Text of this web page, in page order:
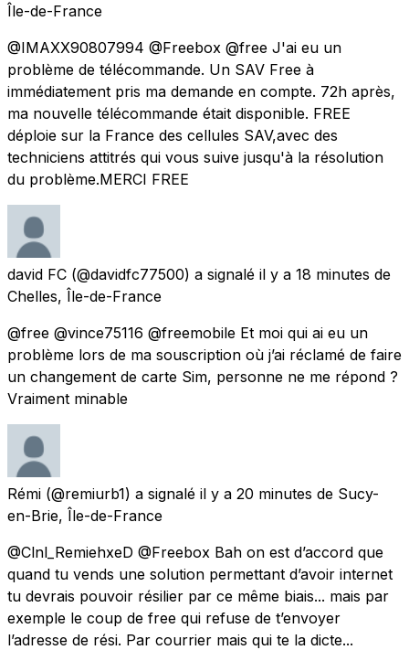
Île-de-France
@IMAXX90807994 @Freebox @free J'ai eu un
problème de télécommande. Un SAV Free à
immédiatement pris ma demande en compte. 72h après,
ma nouvelle télécommande était disponible. FREE
déploie sur la France des cellules SAV,avec des
techniciens attitrés qui vous suive jusqu'à la résolution
du problème.MERCI FREE
david FC (@davidfc77500) a signalé il y a 18 minutes de
Chelles, Île-de-France
@free @vince75116 @freemobile Et moi qui ai eu un
problème lors de ma souscription où j’ai réclamé de faire
un changement de carte Sim, personne ne me répond ?
Vraiment minable
Rémi (@remiurb1) a signalé il y a 20 minutes de Sucy-
en-Brie, Île-de-France
@Clnl_RemiehxeD @Freebox Bah on est d’accord que
quand tu vends une solution permettant d’avoir internet
tu devrais pouvoir résilier par ce même biais... mais par
exemple le coup de free qui refuse de t’envoyer
l’adresse de rési. Par courrier mais qui te la dicte...